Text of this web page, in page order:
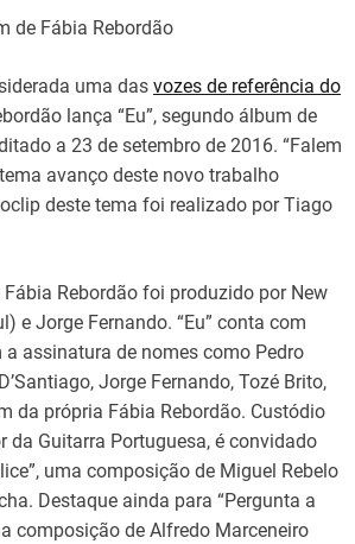
de Fábia Rebordão
uma das vozes de referência do
lança “Eu”, segundo álbum de
a 23 de setembro de 2016. “Falem
avanço deste novo trabalho
deste tema foi realizado por Tiago
Rebordão foi produzido por New
e Jorge Fernando. “Eu” conta com
assinatura de nomes como Pedro
Jorge Fernando, Tozé Brito,
da própria Fábia Rebordão. Custódio
da Guitarra Portuguesa, é convidado
uma composição de Miguel Rebelo
Destaque ainda para “Pergunta a
composição de Alfredo Marceneiro